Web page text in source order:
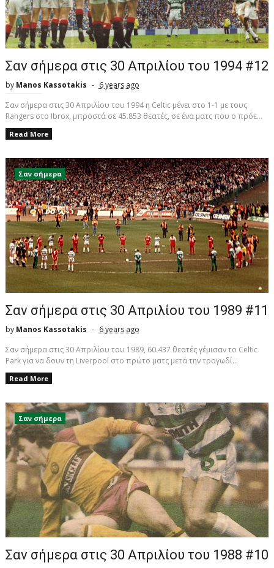
Σαν σήμερα στις 30 Απριλίου του 1994 #12
by Manos Kassotakis
6 years ago
Σαν σήμερα στις 30 Απριλίου του 1994 η Celtic μένει στο 1-1 με τους
Rangers στο Ibrox, μπροστά σε 45.853 θεατές, σε ένα ματς που ο πρόε...
Read More
Σαν σήμερα
Σαν σήμερα στις 30 Απριλίου του 1989 #11
by Manos Kassotakis
6 years ago
Σαν σήμερα στις 30 Απριλίου του 1989, 60.437 θεατές γέμισαν το Celtic
Park για να δουν τη Liverpool στο πρώτο ματς μετά την τραγωδί...
Read More
Σαν σήμερα
Σαν σήμερα στις 30 Απριλίου του 1988 #10